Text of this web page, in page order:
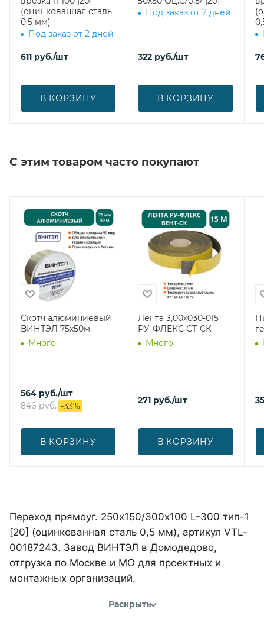
(оцинкованная сталь
0,5 мм)
Под заказ от 2 дней
611 руб./шт
В КОРЗИНУ
Под заказ от 2 дней
322 руб./шт
В КОРЗИНУ
С этим товаром часто покупают
Скотч алюминиевый
ВИНТЭЛ 75х50м
Много
564 руб./шт
846руб. -33%
В КОРЗИНУ
Лента 3,00х030-015
РУ-ФЛЕКС СТ-СК
Много
271 руб./шт
В КОРЗИНУ
Переход прямоуг. 250х150/300х100 L-300 тип-1
[20] (оцинкованная сталь 0,5 мм), артикул VTL-
00187243. Завод ВИНТЭЛ в Домодедово,
отгрузка по Москве и МО для проектных и
монтажных организаций.
Раскрыть